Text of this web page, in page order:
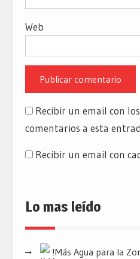
Web
Recibir un email con
comentarios a esta
Recibir un email con
Lo mas leído
!Más Agua para la